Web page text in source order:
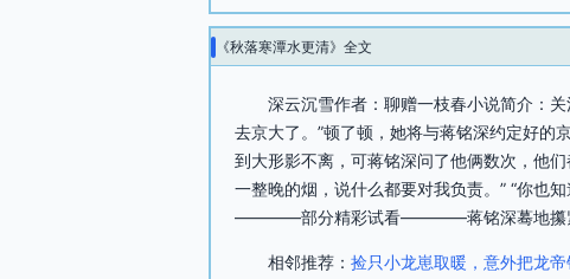
《秋落寒潭水更清》全文
深云沉雪作者：聊赠一枝春小说简介：
去京大了。”顿了顿，她将与蒋铭深约定好的
到大形影不离，可蒋铭深问了他俩数次，他
一整晚的烟，说什么都要对我负责。” “你也
————部分精彩试看————蒋铭深蓦地攥紧
相邻推荐： 捡只小龙崽取暖，意外把龙帝